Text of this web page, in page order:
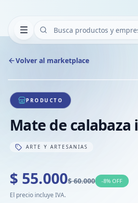
Volver al marketplace
1/1
PRODUCTO
Mate de
ARTE Y ARTESANIAS
$ 55.000$ 60.000 -8% OFF
El precio incluye IVA.